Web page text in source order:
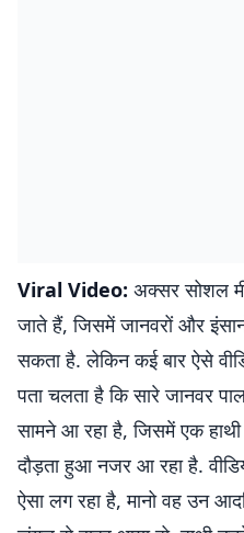
Viral Video: अक्सर सोशल
जाते हैं, जिसमें जानवरों और
सकता है. लेकिन कई बार ऐसे
पता चलता है कि सारे जानवर
सामने आ रहा है, जिसमें एक
दौड़ता हुआ नजर आ रहा है.
ऐसा लग रहा है, मानो वह उन